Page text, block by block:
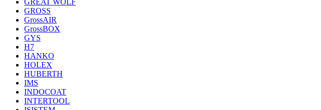
GREAT WOLF
GROSS
GrossAIR
GrossBOX
GYS
H7
HANKO
HOLEX
HUBERTH
IMS
INDOCOAT
INTERTOOL